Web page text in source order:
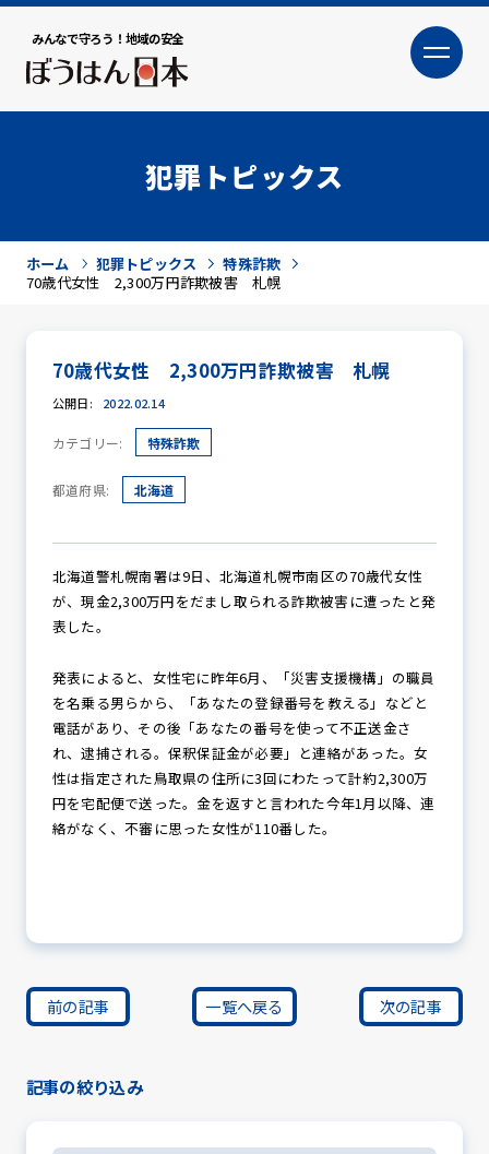
みんなで守ろう！地域の安全
大
防犯活動ニュース
防犯パトロール
防犯セミナー
防犯対策情報
犯罪トピックス
ホーム 犯罪トピックス
特殊詐欺
70歳代女性 2,300万円詐欺被害 札幌
70歳代女性 2,300万円詐欺被害 札幌
公開日: 2022.02.14
カテゴリー: 特殊詐欺
都道府県: 北海道
北海道警札幌南署は9日、北海道札幌市南区の70歳代女性
が、現金2,300万円をだまし取られる詐欺被害に遭ったと発
表した。
発表によると、女性宅に昨年6月、「災害支援機構」の職員
を名乗る男らから、「あなたの登録番号を教える」などと
電話があり、その後「あなたの番号を使って不正送金さ
れ、逮捕される。保釈保証金が必要」と連絡があった。女
性は指定された鳥取県の住所に3回にわたって計約2,300万
円を宅配便で送った。金を返すと言われた今年1月以降、連
絡がなく、不審に思った女性が110番した。
前の記事 一覧へ戻る 次の記事
記事の絞り込み